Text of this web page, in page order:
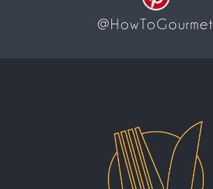
@HowToGourmet